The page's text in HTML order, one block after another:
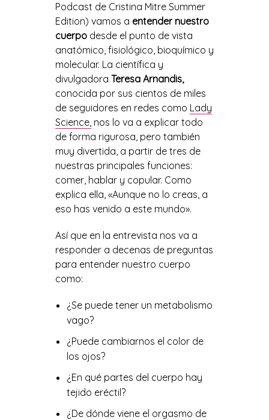
Podcast de Cristina Mitre Summer
Edition) vamos a entender nuestro
cuerpodesde el punto de vista
anatómico, fisiológico, bioquímico y
molecular. La científica y
divulgadora Teresa Arnandis,
conocida por sus cientos de miles
de seguidores en redes como Lady
Science,nos lo va a explicar todo
de forma rigurosa, pero también
muy divertida, a partir de tres de
nuestras principales funciones:
comer, hablar y copular. Como
explica ella, «Aunque no lo creas, a
eso has venido a este mundo».
Así que en la entrevista nos va a
responder a decenas de preguntas
para entender nuestro cuerpo
como:
¿Se puede tener un metabolismo
vago?
¿Puede cambiarnos el color de
los ojos?
¿En qué partes del cuerpo hay
tejido eréctil?
¿De dónde viene el orgasmo de